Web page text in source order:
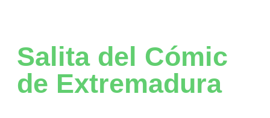
Salita del Cómic
de Extremadura